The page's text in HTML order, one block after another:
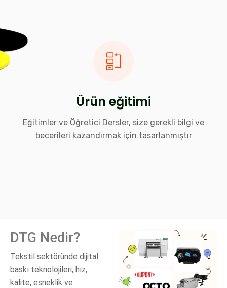
Ürün eğitimi
Eğitimler ve Öğretici Dersler, size gerekli bilgi ve
becerileri kazandırmak için tasarlanmıştır
DTG Nedir?
Tekstil sektöründe dijital
baskı teknolojileri; hız,
kalite, esneklik ve